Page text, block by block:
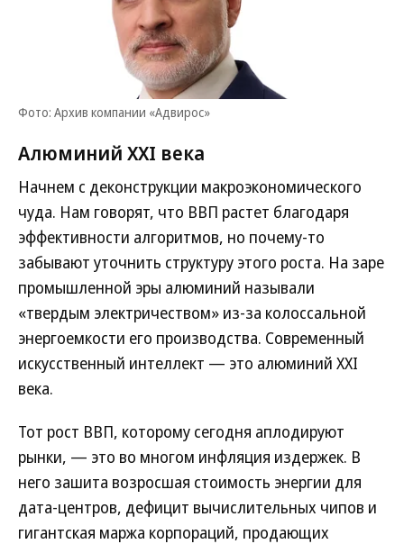
Фото: Архив компании «Адвирос»
Алюминий XXI века
Начнем с деконструкции макроэкономического
чуда. Нам говорят, что ВВП растет благодаря
эффективности алгоритмов, но почему-то
забывают уточнить структуру этого роста. На заре
промышленной эры алюминий называли
«твердым электричеством» из-за колоссальной
энергоемкости его производства. Современный
искусственный интеллект — это алюминий XXI
века.
Тот рост ВВП, которому сегодня аплодируют
рынки, — это во многом инфляция издержек. В
него зашита возросшая стоимость энергии для
дата-центров, дефицит вычислительных чипов и
гигантская маржа корпораций, продающих